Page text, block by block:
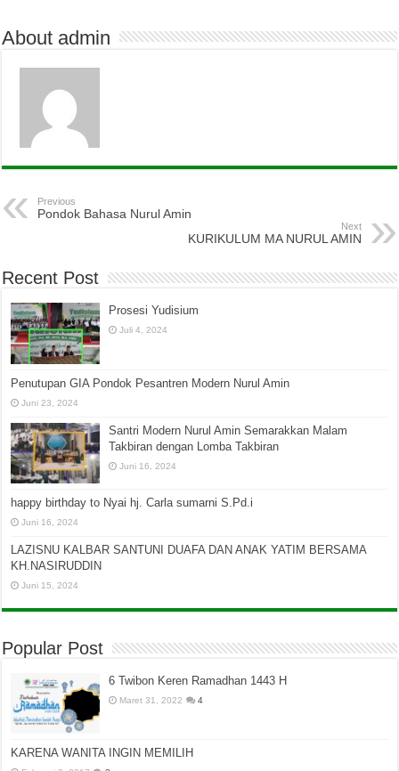
About admin
Previous
Pondok Bahasa Nurul Amin
Next
KURIKULUM MA NURUL AMIN
Recent Post
Prosesi Yudisium
Juli 4, 2024
Penutupan GIA Pondok Pesantren Modern Nurul Amin
Juni 23, 2024
Santri Modern Nurul Amin Semarakkan Malam
Takbiran dengan Lomba Takbiran
Juni 16, 2024
happy birthday to Nyai hj. Carla sumarni S.Pd.i
Juni 16, 2024
LAZISNU KALBAR SANTUNI DUAFA DAN ANAK YATIM BERSAMA
KH.NASIRUDDIN
Juni 15, 2024
Popular Post
6 Twibon Keren Ramadhan 1443 H
Maret 31, 2022 4
KARENA WANITA INGIN MEMILIH